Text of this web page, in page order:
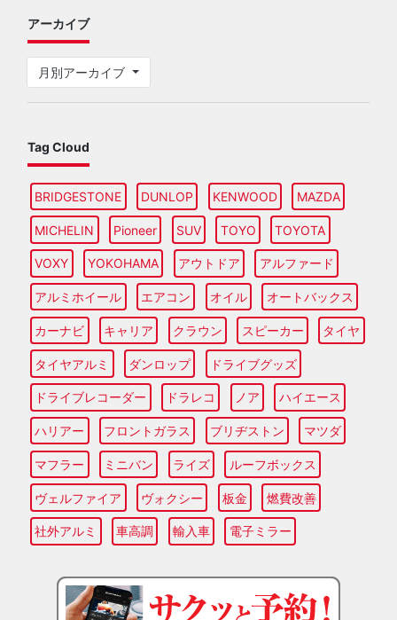
アーカイブ
月別アーカイブ
Tag Cloud
BRIDGESTONE DUNLOP KENWOOD MAZDA
MICHELIN Pioneer SUV TOYO TOYOTA
VOXY YOKOHAMA アウトドア アルファード
アルミホイール エアコン オイル オートバックス
カーナビ キャリア クラウン スピーカー タイヤ
タイヤアルミ ダンロップ ドライブグッズ
ドライブレコーダー ドラレコ ノア ハイエース
ハリアー フロントガラス ブリヂストン マツダ
マフラー ミニバン ライズ ルーフボックス
ヴェルファイア ヴォクシー 板金 燃費改善
社外アルミ 車高調 輸入車 電子ミラー